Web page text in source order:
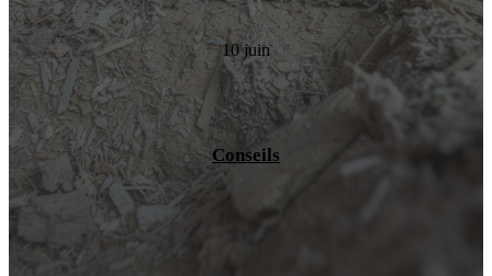
10 juin
Conseils